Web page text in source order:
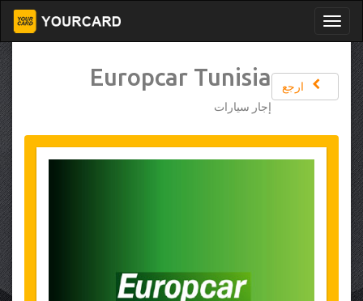
ارجع Europcar Tunisia
إجار سيارات